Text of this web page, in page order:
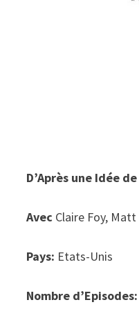
D’Après une Idée de
Avec Claire Foy,
Pays: Etats-Unis
Nombre d’Episodes: